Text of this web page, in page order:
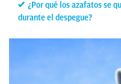
¿Por qué los azafatos se
durante el despegue?